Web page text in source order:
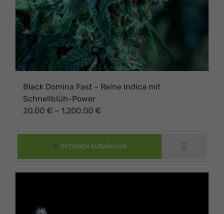
Black Domina Fast – Reine Indica mit
Schnellblüh-Power
20.00 € – 1,200.00 €Preisspanne:
bis
1,200.00 €
OPTIONEN AUSWÄHLEN
DIESES PRODUKT
VARIANTEN AUF.
KÖNNEN AUF DER
PRODUKTSEITE